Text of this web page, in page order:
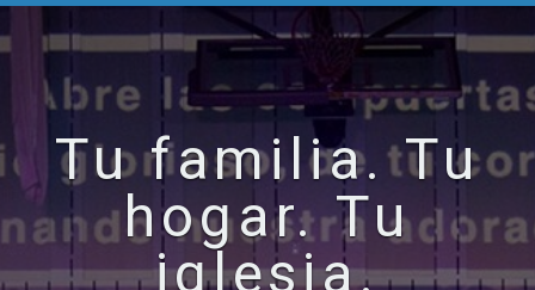
Tu familia. Tu
hogar. Tu
iglesia.